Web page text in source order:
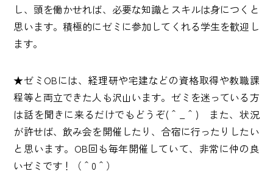
し、頭を働かせれば、必要な知識とスキルは身につくと
思います。積極的にゼミに参加してくれる学生を歓迎し
ます。
★ゼミOBには、経理研や宅建などの資格取得や教職課
程等と両立できた人も沢山います。ゼミを迷っている方
は話を聞きに来るだけでもどうぞ(＾_＾) また、状況
が許せば、飲み会を開催したり、合宿に行ったりしたい
と思います。OB回も毎年開催していて、非常に仲の良
いゼミです！（＾0＾）